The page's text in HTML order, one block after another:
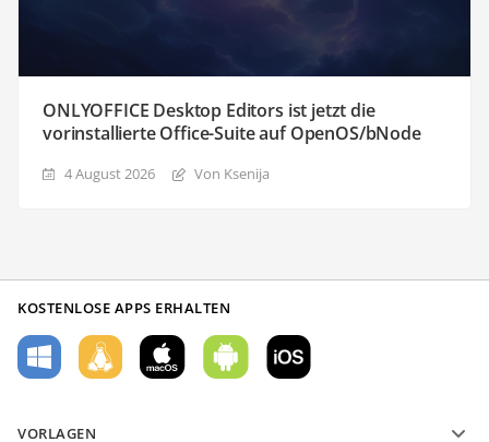
ONLYOFFICE Desktop Editors ist jetzt die
vorinstallierte Office-Suite auf OpenOS/bNode
4 August 2026 Von Ksenija
KOSTENLOSE APPS ERHALTEN
VORLAGEN